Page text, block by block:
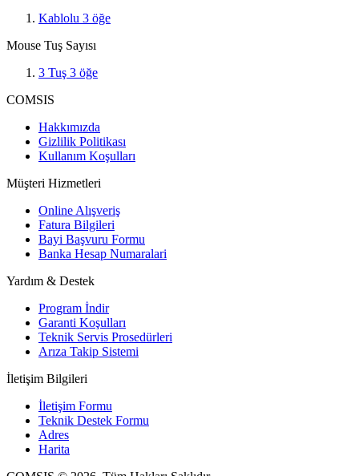
Kablolu 3 öğe
Mouse Tuş Sayısı
3 Tuş 3 öğe
COMSIS
Hakkımızda
Gizlilik Politikası
Kullanım Koşulları
Müşteri Hizmetleri
Online Alışveriş
Fatura Bilgileri
Bayi Başvuru Formu
Banka Hesap Numaralari
Yardım & Destek
Program İndir
Garanti Koşulları
Teknik Servis Prosedürleri
Arıza Takip Sistemi
İletişim Bilgileri
İletişim Formu
Teknik Destek Formu
Adres
Harita